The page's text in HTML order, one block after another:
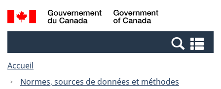
Passer
au
Passer
à
Canada
Recherche
et
et
Accueil
Normes, sources de données et méthodes